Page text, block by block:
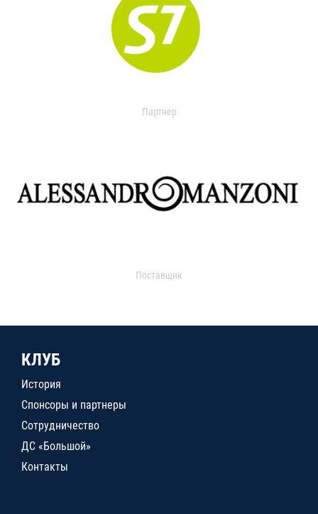
Партнер
Поставщик
КЛУБ
История
Спонсоры и партнеры
Сотрудничество
ДС «Большой»
Контакты